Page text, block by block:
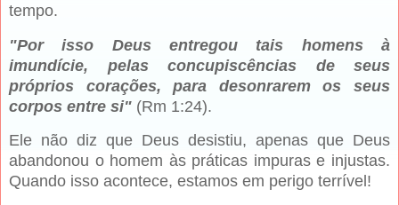
tempo.
"Por isso Deus entregou tais homens à
imundície, pelas concupiscências de seus
próprios corações, para desonrarem os seus
corpos entre si" (Rm 1:24).
Ele não diz que Deus desistiu, apenas que Deus
abandonou o homem às práticas impuras e injustas.
Quando isso acontece, estamos em perigo terrível!